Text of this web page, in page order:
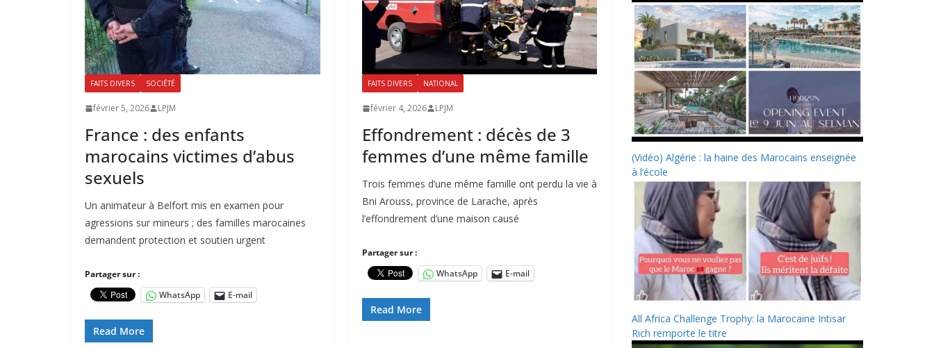
FAITS DIVERS SOCIÉTÉ
février 5, 2026 LPJM
France : des enfants
marocains victimes d’abus
sexuels
Un animateur à Belfort mis en examen pour
agressions sur mineurs ; des familles marocaines
demandent protection et soutien urgent
Partager sur :
WhatsApp
E-mail
Read More
FAITS DIVERS NATIONAL
février 4, 2026 LPJM
Effondrement : décès de 3
femmes d’une même famille
Trois femmes d’une même famille ont perdu la vie à
Bni Arouss, province de Larache, après
l’effondrement d’une maison causé
Partager sur :
WhatsApp
E-mail
Read More
(Vidéo) Algérie : la haine des Marocains enseignée
à l’école
All Africa Challenge Trophy: la Marocaine Intisar
Rich remporte le titre